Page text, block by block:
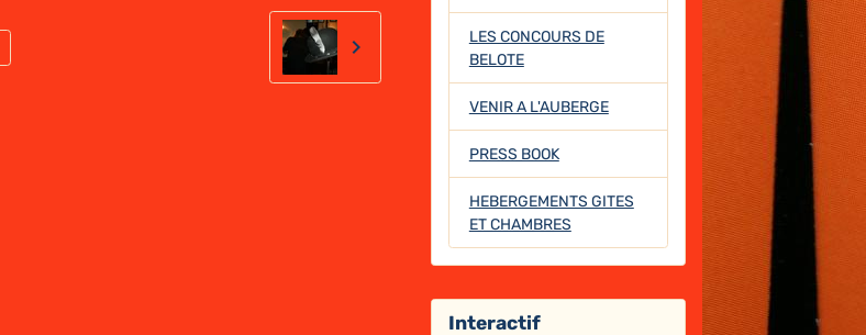
LES CONCOURS DE
BELOTE
VENIR A L'AUBERGE
PRESS BOOK
HEBERGEMENTS GITES
ET CHAMBRES
Interactif